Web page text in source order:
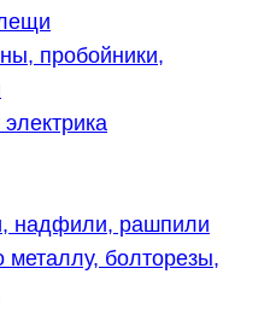
пробойники,
надфили, рашпили
болторезы,